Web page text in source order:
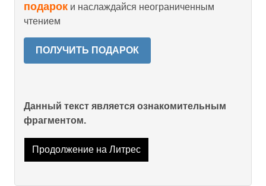
подарок и наслаждайся неограниченным
чтением
ПОЛУЧИТЬ ПОДАРОК
Данный текст является ознакомительным
фрагментом.
Продолжение на Литрес